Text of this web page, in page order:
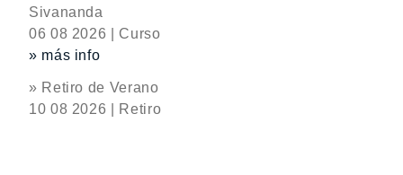
Sivananda
06 08 2026 | Curso
» más info
» Retiro de Verano
10 08 2026 | Retiro